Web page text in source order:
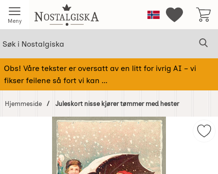
Meny Startsiden for NostalgiskaNorge Mine
Obs! Våre tekster er oversatt av en litt for ivrig AI – vi
fikser feilene så fort vi kan ...
Hjemmeside Juleskort nisse kjører tømmer med hester